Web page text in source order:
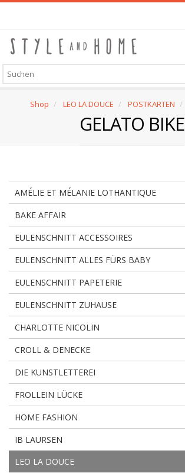
Skip
content
Shop LEO LA DOUCE POSTKARTEN
GELATO BIKE
AMÉLIE ET MÉLANIE LOTHANTIQUE
BAKE AFFAIR
EULENSCHNITT ACCESSOIRES
EULENSCHNITT ALLES FÜRS BABY
EULENSCHNITT PAPETERIE
EULENSCHNITT ZUHAUSE
CHARLOTTE NICOLIN
CROLL & DENECKE
DIE KUNSTLETTEREI
FROLLEIN LÜCKE
HOME FASHION
IB LAURSEN
LEO LA DOUCE